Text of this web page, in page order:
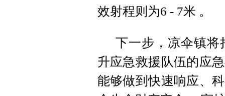
效射程则为6 - 7米 。
下一步，凉伞镇将
升应急救援队伍的应
能够做到快速响应、